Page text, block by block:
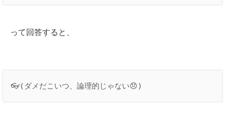
って回答すると、
👓(ダメだこいつ、論理的じゃない😞)